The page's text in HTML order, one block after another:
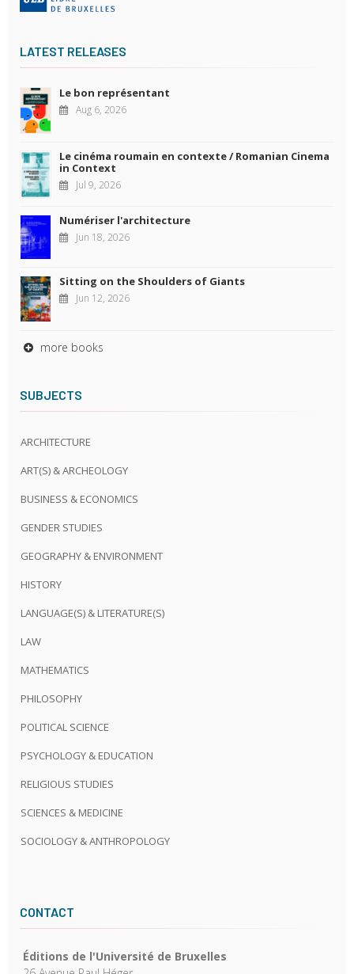
LATEST RELEASES
Le bon représentant
Aug 6, 2026
Le cinéma roumain en contexte / Romanian Cinema
in Context
Jul 9, 2026
Numériser l'architecture
Jun 18, 2026
Sitting on the Shoulders of Giants
Jun 12, 2026
more books
SUBJECTS
ARCHITECTURE
ART(S) & ARCHEOLOGY
BUSINESS & ECONOMICS
GENDER STUDIES
GEOGRAPHY & ENVIRONMENT
HISTORY
LANGUAGE(S) & LITERATURE(S)
LAW
MATHEMATICS
PHILOSOPHY
POLITICAL SCIENCE
PSYCHOLOGY & EDUCATION
RELIGIOUS STUDIES
SCIENCES & MEDICINE
SOCIOLOGY & ANTHROPOLOGY
CONTACT
Éditions de l'Université de Bruxelles